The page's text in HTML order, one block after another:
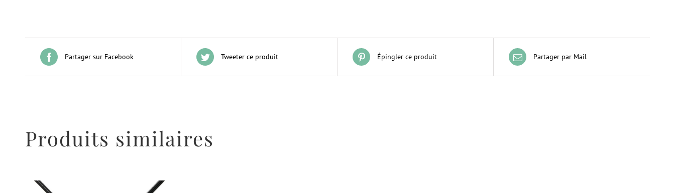
Partager sur Facebook Tweeter ce produit Épingler ce produit Partager par Mail
Produits similaires